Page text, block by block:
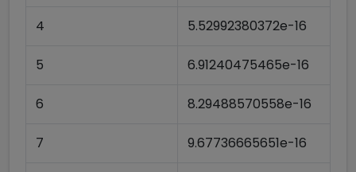
4 5.52992380372e-16
5 6.91240475465e-16
6 8.29488570558e-16
7 9.67736665651e-16